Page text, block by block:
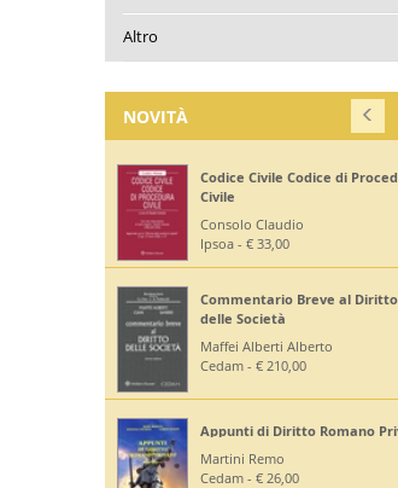
Altro
NOVITÀ
Codice Civile Codice di
Civile
Consolo Claudio
Ipsoa - € 33,00
Commentario Breve al Diritto
delle Società
Maffei Alberti Alberto
Cedam - € 210,00
Appunti di Diritto Romano
Martini Remo
Cedam - € 26,00